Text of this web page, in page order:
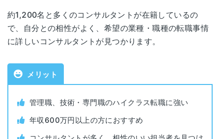
職業紹介事業許可
番号
13-ユ-010227
対象年代
対象者 年収500万円以上
利用料金 無料
埼玉
埼玉県さいたま市大宮区桜木町一丁目7番地5
ソニックシティビル20階
スカイビル18階
名古
愛知県名古屋市中村区名駅4-8-18
約1,200名と多くのコンサルタントが在籍しているの
で、自分との相性がよく、希望の業種・職種の転職事情
に詳しいコンサルタントが見つかります。
メリット
管理職、技術・専門職のハイクラス転職に強い
年収600万円以上の方におすすめ